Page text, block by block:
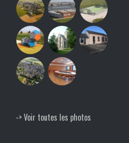
-> Voir toutes les photos